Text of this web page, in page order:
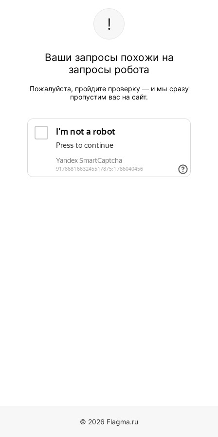
Ваши запросы похожи на
запросы робота
Пожалуйста, пройдите проверку — и мы сразу
пропустим вас на сайт.
© 2026 Flagma.ru